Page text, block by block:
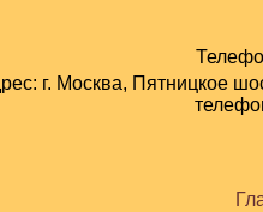
г. Москва, Пятницкое